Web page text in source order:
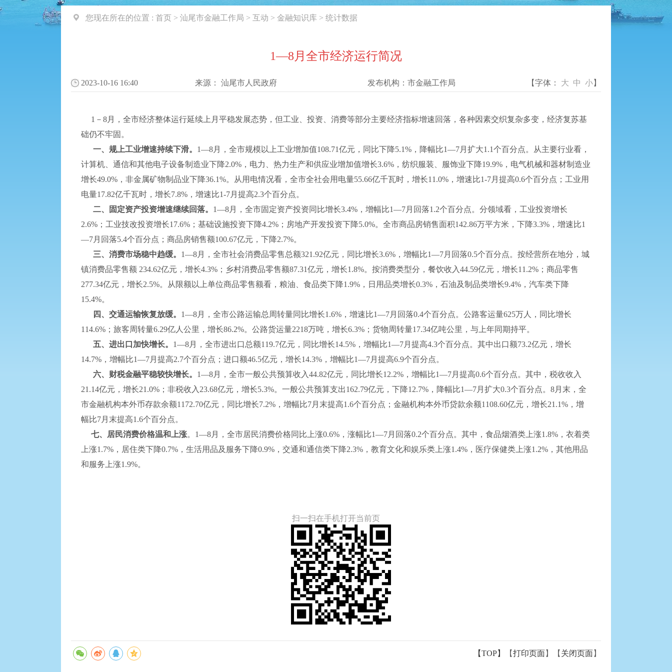
您现在所在的位置 : 首页 > 汕尾市金融工作局 > 互动 > 金融知识库 > 统计数据
1—8月全市经济运行简况
2023-10-16 16:40 来源： 汕尾市人民政府 发布机构： 市金融工作局 【字体： 大 中 小】
1－8月，全市经济整体运行延续上月平稳发展态势，但工业、投资、消费等部分主要经济指标增速回落，各种因素交织复杂多变，经济复苏基
础仍不牢固。
一、规上工业增速持续下滑。 1—8月，全市规模以上工业增加值108.71亿元，同比下降5.1%，降幅比1—7月扩大1.1个百分点。从主要行业看，
计算机、通信和其他电子设备制造业下降2.0%，电力、热力生产和供应业增加值增长3.6%，纺织服装、服饰业下降19.9%，电气机械和器材制造业
增长49.0%，非金属矿物制品业下降36.1%。从用电情况看，全市全社会用电量55.66亿千瓦时，增长11.0%，增速比1-7月提高0.6个百分点；工业用
电量17.82亿千瓦时，增长7.8%，增速比1-7月提高2.3个百分点。
二、固定资产投资增速继续回落。 1—8月，全市固定资产投资同比增长3.4%，增幅比1—7月回落1.2个百分点。分领域看，工业投资增长
2.6%；工业技改投资增长17.6%；基础设施投资下降4.2%；房地产开发投资下降5.0%。全市商品房销售面积142.86万平方米，下降3.3%，增速比1
—7月回落5.4个百分点；商品房销售额100.67亿元，下降2.7%。
三、消费市场稳中趋缓。 1—8月，全市社会消费品零售总额321.92亿元，同比增长3.6%，增幅比1—7月回落0.5个百分点。按经营所在地分，城
镇消费品零售额 234.62亿元，增长4.3%；乡村消费品零售额87.31亿元，增长1.8%。按消费类型分，餐饮收入44.59亿元，增长11.2%；商品零售
277.34亿元，增长2.5%。从限额以上单位商品零售额看，粮油、食品类下降1.9%，日用品类增长0.3%，石油及制品类增长9.4%，汽车类下降
15.4%。
四、交通运输恢复放缓。 1—8月，全市公路运输总周转量同比增长1.6%，增速比1—7月回落0.4个百分点。公路客运量625万人，同比增长
114.6%；旅客周转量6.29亿人公里，增长86.2%。公路货运量2218万吨，增长6.3%；货物周转量17.34亿吨公里，与上年同期持平。
五、进出口加快增长。 1—8月，全市进出口总额119.7亿元，同比增长14.5%，增幅比1—7月提高4.3个百分点。其中出口额73.2亿元，增长
14.7%，增幅比1—7月提高2.7个百分点；进口额46.5亿元，增长14.3%，增幅比1—7月提高6.9个百分点。
六、财税金融平稳较快增长。 1—8月，全市一般公共预算收入44.82亿元，同比增长12.2%，增幅比1—7月提高0.6个百分点。其中，税收收入
21.14亿元，增长21.0%；非税收入23.68亿元，增长5.3%。一般公共预算支出162.79亿元，下降12.7%，降幅比1—7月扩大0.3个百分点。8月末，全
市金融机构本外币存款余额1172.70亿元，同比增长7.2%，增幅比7月末提高1.6个百分点；金融机构本外币贷款余额1108.60亿元，增长21.1%，增
幅比7月末提高1.6个百分点。
七、居民消费价格温和上涨。1—8月，全市居民消费价格同比上涨0.6%，涨幅比1—7月回落0.2个百分点。其中，食品烟酒类上涨1.8%，衣着类
上涨1.7%，居住类下降0.7%，生活用品及服务下降0.9%，交通和通信类下降2.3%，教育文化和娱乐类上涨1.4%，医疗保健类上涨1.2%，其他用品
和服务上涨1.9%。
扫一扫在手机打开当前页
【TOP】 【打印页面】【 关闭页面】